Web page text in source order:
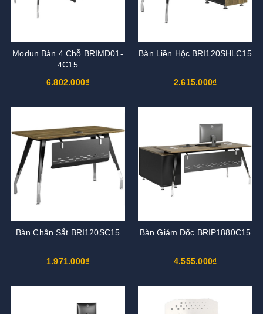
Modun Bàn 4 Chỗ BRIMD01-
4C15
6.802.000₫
Bàn Liền Hộc BRI120SHLC15
2.615.000₫
Bàn Chân Sắt BRI120SC15
1.971.000₫
Bàn Giám Đốc BRIP1880C15
4.555.000₫